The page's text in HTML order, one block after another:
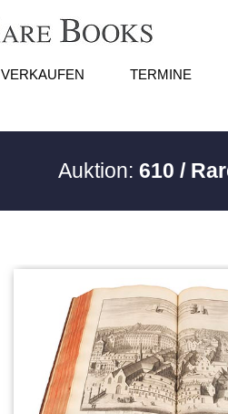
VERKAUFEN TERMINE
Auktion:610 /